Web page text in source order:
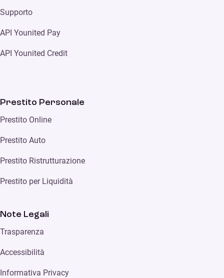
Supporto
API Younited Pay
API Younited Credit
Prestito Personale
Prestito Online
Prestito Auto
Prestito Ristrutturazione
Prestito per Liquidità
Note Legali
Trasparenza
Accessibilità
Informativa Privacy